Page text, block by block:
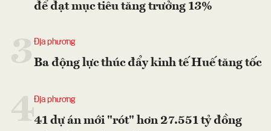
để đạt mục tiêu tăng trưởng 13%
Địa phương
Ba động lực thúc đẩy kinh tế Huế tăng tốc
4Địa phương
41 dự án mới "rót" hơn 27.551 tỷ đồng